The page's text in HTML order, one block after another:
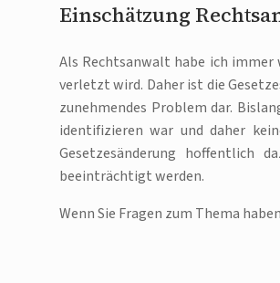
Einschätzung
Als Rechtsanwalt habe ich
verletzt wird. Daher ist die
zunehmendes Problem dar.
identifizieren war und daher
Gesetzesänderung hoffentlich
beeinträchtigt werden.
Wenn Sie Fragen zum Thema